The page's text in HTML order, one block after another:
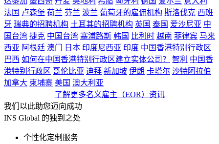
法国 卢森堡 荷兰 芬兰 波兰 葡萄牙的雇佣机构 斯洛伐克 西班
牙 瑞典的招聘机构 土耳其的招聘机构 英国 泰国 爱沙尼亚 中
国台湾 捷克 中国台湾 塞浦路斯 韩国 比利时 越南 菲律宾 马来
西亚 阿根廷 澳门 日本 印度尼西亚 印度 中国香港特别行政区
巴西 如何在中国香港特别行政区建立实体公司？ 智利 中国香
港特别行政区 哥伦比亚 迪拜 新加坡 伊朗 卡塔尔 沙特阿拉伯
加拿大 柬埔寨 美国 澳大利亚
了解更多名义雇主（EOR）资讯
我们以此助您迈向成功
INS Global 的独到之处
个性化定制服务